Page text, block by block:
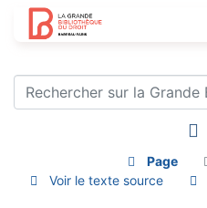
Page
Voir le texte source